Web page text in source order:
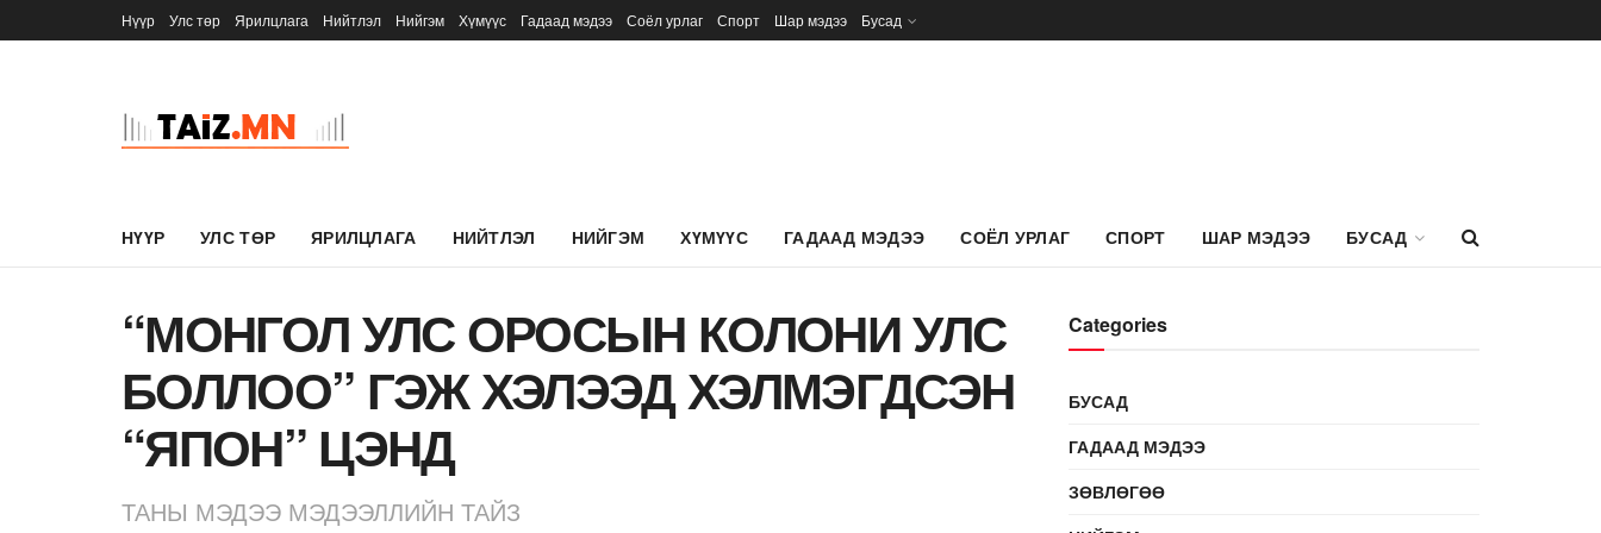
Нүүр Улс төр Ярилцлага Нийтлэл Нийгэм Хүмүүс Гадаад мэдээ Соёл урлаг Спорт Шар мэдээ Бусад
НҮҮР УЛС ТӨР ЯРИЛЦЛАГА НИЙТЛЭЛ НИЙГЭМ ХҮМҮҮС ГАДААД МЭДЭЭ СОЁЛ УРЛАГ СПОРТ ШАР МЭДЭЭ БУСАД
“МОНГОЛ УЛС ОРОСЫН КОЛОНИ УЛС
БОЛЛОО” ГЭЖ ХЭЛЭЭД ХЭЛМЭГДСЭН
“ЯПОН” ЦЭНД
ТАНЫ МЭДЭЭ МЭДЭЭЛЛИЙН ТАЙЗ
Categories
БУСАД
ГАДААД МЭДЭЭ
ЗӨВЛӨГӨӨ